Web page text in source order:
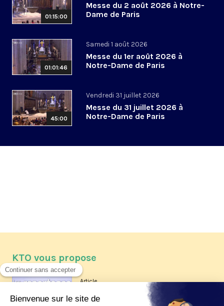
01:15:00
Messe du 2 août 2026 à Notre-
Dame de Paris
01:01:46
Samedi 1 août 2026
Messe du 1er août 2026 à
Notre-Dame de Paris
45:00
Vendredi 31 juillet 2026
Messe du 31 juillet 2026 à
Notre-Dame de Paris
KTO vous propose
Article
Les reportages d'été 2026 de KTO